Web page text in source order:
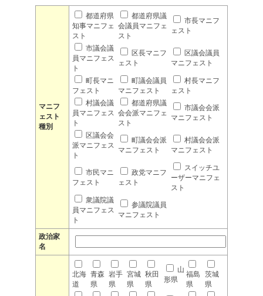
マニフ
ェスト
種別
都道府県
知事マニフェ
スト
都道府県議
会議員マニフェ
スト
市長マニフ
ェスト
市議会議
員マニフェス
ト
区長マニフ
ェスト
区議会議員
マニフェスト
町長マニ
フェスト
町議会議員
マニフェスト
村長マニフ
ェスト
村議会議
員マニフェス
ト
都道府県議
会会派マニフェ
スト
市議会会派
マニフェスト
区議会会
派マニフェス
ト
町議会会派
マニフェスト
村議会会派
マニフェスト
市民マニ
フェスト
政党マニフ
ェスト
スイッチユ
ーザーマニフェ
スト
衆議院議
員マニフェス
ト
参議院議員
マニフェスト
政治家
名
北海
道
青森
県
岩手
県
宮城
県
秋田
県
山
形県
福島
県
茨城
県